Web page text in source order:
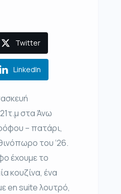
Twitter
LinkedIn
στα Άνω
– πατάρι,
του ‘26.
έχουμε το
κουζίνα, ένα
en suite λουτρό,